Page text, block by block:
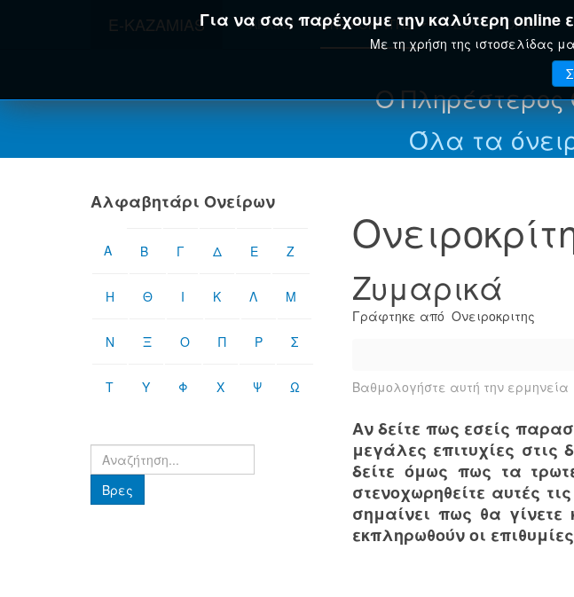
E-KAZAMIASΓια να σας παρέχουμε την καλύτερη online
Με τη χρήση της ιστοσελίδας
ΑΡΧΙΚΉ ΟΝΕΙΡΟΚΡΊΤΗΣ ΕΟΡΤΟΛΌΓΙΟ
Ο Πληρέστερος
Όλα τα
Ζυμαρικά
Γράφτηκε από Ονειροκριτης
Βαθμολογήστε αυτή την ερμηνεία
Αν δείτε πως εσείς
μεγάλες επιτυχίες
δείτε όμως πως τα
στενοχωρηθείτε αυτές
σημαίνει πως θα
εκπληρωθούν οι
Αλφαβητάρι Ονείρων
Α Β Γ Δ Ε Ζ
Η Θ Ι Κ Λ Μ
Ν Ξ Ο Π Ρ Σ
Τ Υ Φ Χ Ψ Ω
Βρες
Βρες